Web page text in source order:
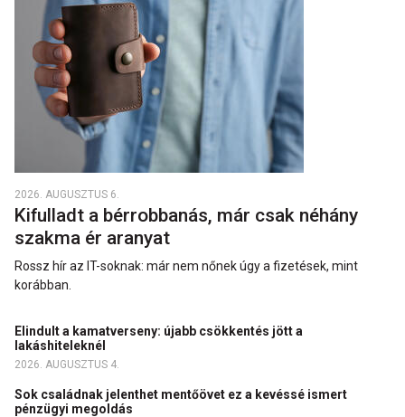
2026. AUGUSZTUS 6.
Kifulladt a bérrobbanás, már csak néhány
szakma ér aranyat
Rossz hír az IT-soknak: már nem nőnek úgy a fizetések, mint
korábban.
Elindult a kamatverseny: újabb csökkentés jött a
lakáshiteleknél
2026. AUGUSZTUS 4.
Sok családnak jelenthet mentőövet ez a kevéssé ismert
pénzügyi megoldás